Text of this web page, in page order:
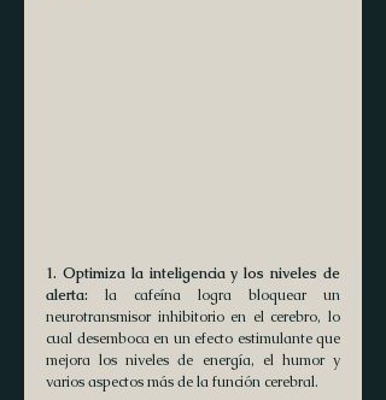
1. Optimiza la inteligencia y los niveles de
alerta: la cafeína logra bloquear un
neurotransmisor inhibitorio en el cerebro, lo
cual desemboca en un efecto estimulante que
mejora los niveles de energía, el humor y
varios aspectos más de la función cerebral.